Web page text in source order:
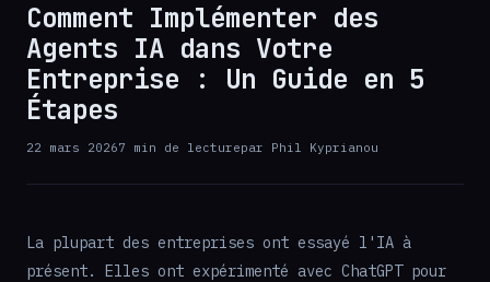
Comment Implémenter des
Agents IA dans Votre
Entreprise : Un Guide en 5
Étapes
22 mars 20267 min de lecturepar Phil Kyprianou
La plupart des entreprises ont essayé l'IA à
présent. Elles ont expérimenté avec ChatGPT pour